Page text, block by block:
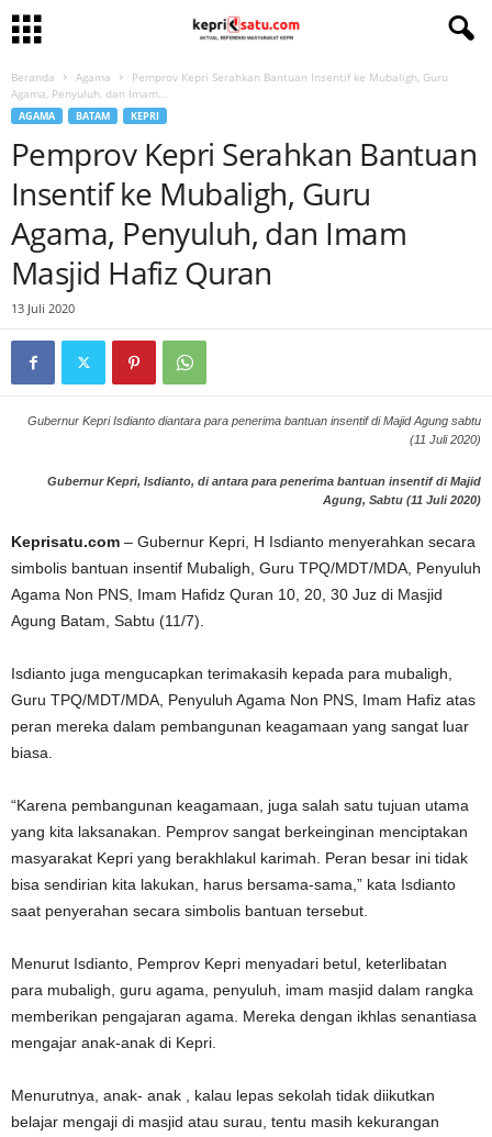
Beranda Agama
Pemprov Kepri Serahkan Bantuan Insentif ke Mubaligh, Guru
Agama, Penyuluh, dan Imam...
AGAMA BATAM KEPRI
Pemprov Kepri Serahkan Bantuan
Insentif ke Mubaligh, Guru
Agama, Penyuluh, dan Imam
Masjid Hafiz Quran
13 Juli 2020
Gubernur Kepri Isdianto diantara para penerima bantuan insentif di Majid Agung sabtu
(11 Juli 2020)
Gubernur Kepri, Isdianto, di antara para penerima bantuan insentif di Majid
Agung, Sabtu (11 Juli 2020)
Keprisatu.com – Gubernur Kepri, H Isdianto menyerahkan secara
simbolis bantuan insentif Mubaligh, Guru TPQ/MDT/MDA, Penyuluh
Agama Non PNS, Imam Hafidz Quran 10, 20, 30 Juz di Masjid
Agung Batam, Sabtu (11/7).
Isdianto juga mengucapkan terimakasih kepada para mubaligh,
Guru TPQ/MDT/MDA, Penyuluh Agama Non PNS, Imam Hafiz atas
peran mereka dalam pembangunan keagamaan yang sangat luar
biasa.
“Karena pembangunan keagamaan, juga salah satu tujuan utama
yang kita laksanakan. Pemprov sangat berkeinginan menciptakan
masyarakat Kepri yang berakhlakul karimah. Peran besar ini tidak
bisa sendirian kita lakukan, harus bersama-sama,” kata Isdianto
saat penyerahan secara simbolis bantuan tersebut.
Menurut Isdianto, Pemprov Kepri menyadari betul, keterlibatan
para mubaligh, guru agama, penyuluh, imam masjid dalam rangka
memberikan pengajaran agama. Mereka dengan ikhlas senantiasa
mengajar anak-anak di Kepri.
Menurutnya, anak- anak , kalau lepas sekolah tidak diikutkan
belajar mengaji di masjid atau surau, tentu masih kekurangan